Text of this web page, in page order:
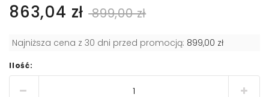
863,04 zł 899,00 zł
Najniższa cena z 30 dni przed promocją: 899,00 zł
Ilość: